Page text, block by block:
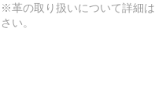
※革の取り扱いについて詳細は
さい。